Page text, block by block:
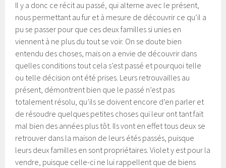
Il y a donc ce récit au passé, qui alterne avec le présent,
nous permettant au fur et à mesure de découvrir ce qu’il a
pu se passer pour que ces deux familles si unies en
viennent à ne plus du tout se voir. On se doute bien
entendu des choses, mais on a envie de découvrir dans
quelles conditions tout cela s’est passé et pourquoi telle
ou telle décision ont été prises. Leurs retrouvailles au
présent, démontrent bien que le passé n’est pas
totalement résolu, qu’ils se doivent encore d’en parler et
de résoudre quelques petites choses qui leur ont tant fait
mal bien des années plus tôt. Ils vont en effet tous deux se
retrouver dans la maison de leurs étés passés, puisque
leurs deux familles en sont propriétaires. Violet y est pour la
vendre, puisque celle-ci ne lui rappellent que de biens